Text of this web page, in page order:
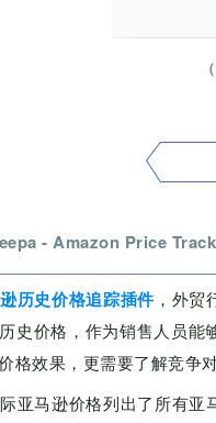
- Amazon Price
历史价格追踪插件，外贸
史价格，作为销售人员
格效果，更需要了解竞争
亚马逊价格列出了所有